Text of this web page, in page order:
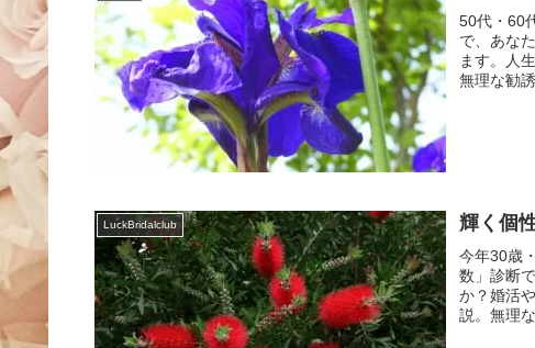
50代・60
で、あな
ます。人
無理な勧
LuckBridalclub 輝く個
今年30歳
数」診断
か？婚活
説。無理